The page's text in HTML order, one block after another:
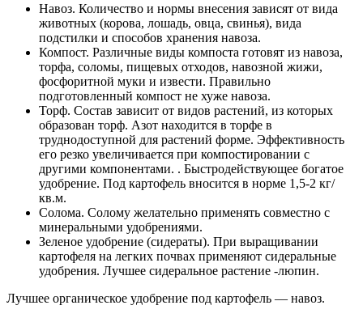
Навоз. Количество и нормы внесения зависят от вида
животных (корова, лошадь, овца, свинья), вида
подстилки и способов хранения навоза.
Компост. Различные виды компоста готовят из навоза,
торфа, соломы, пищевых отходов, навозной жижи,
фосфоритной муки и извести. Правильно
подготовленный компост не хуже навоза.
Торф. Состав зависит от видов растений, из которых
образован торф. Азот находится в торфе в
труднодоступной для растений форме. Эффективность
его резко увеличивается при компостировании с
другими компонентами. . Быстродействующее богатое
удобрение. Под картофель вносится в норме 1,5-2 кг/
кв.м.
Солома. Солому желательно применять совместно с
минеральными удобрениями.
Зеленое удобрение (сидераты). При выращивании
картофеля на легких почвах применяют сидеральные
удобрения. Лучшее сидеральное растение -люпин.
Лучшее органическое удобрение под картофель — навоз.